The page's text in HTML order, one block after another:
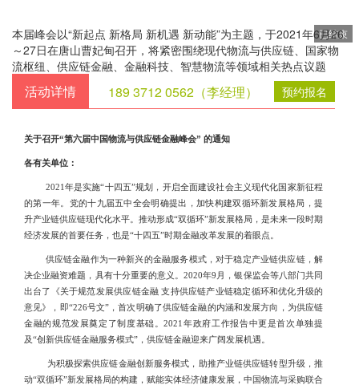
已结束
本届峰会以“新起点 新格局 新机遇 新动能”为主题，于2021年6月26
～27日在唐山曹妃甸召开，将紧密围绕现代物流与供应链、国家物
流枢纽、供应链金融、金融科技、智慧物流等领域相关热点议题
189 3712 0562（李经理） 预约报名
活动详情
关于召开“第六届中国物流与供应链金融峰会” 的通知
各有关单位：
2021年是实施“十四五”规划，开启全面建设社会主义现代化国家新征程
的第一年。党的十九届五中全会明确提出，加快构建双循环新发展格局，提
升产业链供应链现代化水平。推动形成“双循环”新发展格局，是未来一段时期
经济发展的首要任务，也是“十四五”时期金融改革发展的着眼点。
供应链金融作为一种新兴的金融服务模式，对于稳定产业链供应链，解
决企业融资难题，具有十分重要的意义。2020年9月，银保监会等八部门共同
出台了《关于规范发展供应链金融 支持供应链产业链稳定循环和优化升级的
意见》，即“226号文”，首次明确了供应链金融的内涵和发展方向，为供应链
金融的规范发展奠定了制度基础。2021年政府工作报告中更是首次单独提
及“创新供应链金融服务模式”，供应链金融迎来广阔发展机遇。
为积极探索供应链金融创新服务模式，助推产业链供应链转型升级，推
动“双循环”新发展格局的构建，赋能实体经济健康发展，中国物流与采购联合